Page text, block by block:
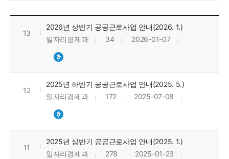
공공근로 안내 목록으로 번호, 제목, 작성자, 조회수, 등록일, 첨부파일로 정보를 제공하고 있습니다.
13
2026년 상반기 공공근로사업 안내(2026. 1.)
일자리경제과
34 2026-01-07
12
2025년 하반기 공공근로사업 안내(2025. 5.)
일자리경제과
172 2025-07-08
11
2025년 상반기 공공근로사업 안내(2025. 1.)
일자리경제과
278 2025-01-23